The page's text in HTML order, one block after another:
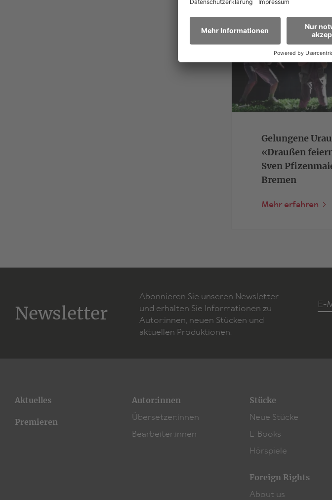
Gelungene
«Draußen
Sven
Bremen
Mehr erfahren
Newsletter
Abonnieren Sie unseren Newsletter
und erhalten Sie Informationen zu
Autor:innen, neuen Stücken und
aktuellen Produktionen.
E-
Aktuelles
Premieren
Autor:innen
Übersetzer:innen
Bearbeiter:innen
Stücke
Neue Stücke
E-Books
Hörspiele
Foreign Rights
About us